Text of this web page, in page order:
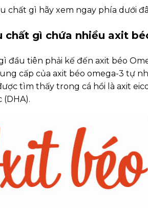
chất gì hãy xem ngay phía dưới
chất gì chứa nhiều axit
đầu tiên phải kế đến axit béo
cấp của axit béo omega-3 tự
tìm thấy trong cá hồi là axit
(DHA).